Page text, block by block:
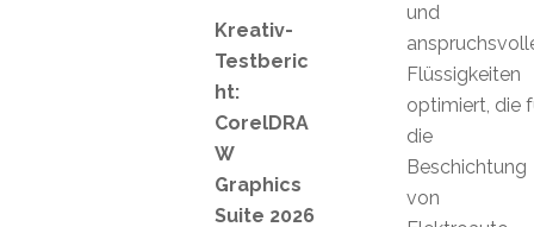
und
Flüssigkeiten
optimiert, die
die
Beschichtung
von
Kreativ-
Testberic
ht:
CorelDRA
W
Graphics
Suite 2026